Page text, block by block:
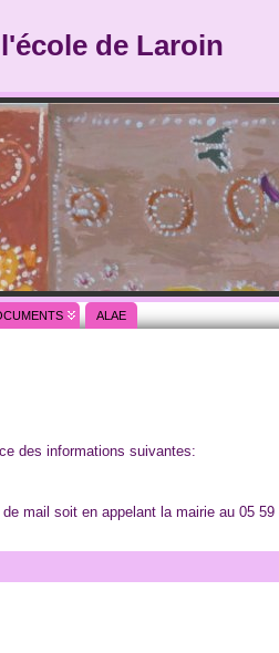
de Laroin
ALAE
des informations suivantes:
mail soit en appelant la mairie au 05 59